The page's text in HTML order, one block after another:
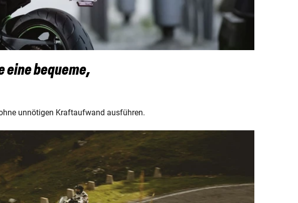
eine bequeme,
unnötigen Kraftaufwand ausführen.